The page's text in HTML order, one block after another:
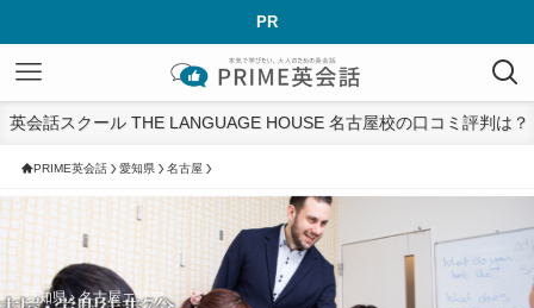
PR
英会話スクール THE LANGUAGE HOUSE 名古屋校の口コミ評判は？
PRIME英会話 愛知県 名古屋
愛知県 › 名古屋エリア